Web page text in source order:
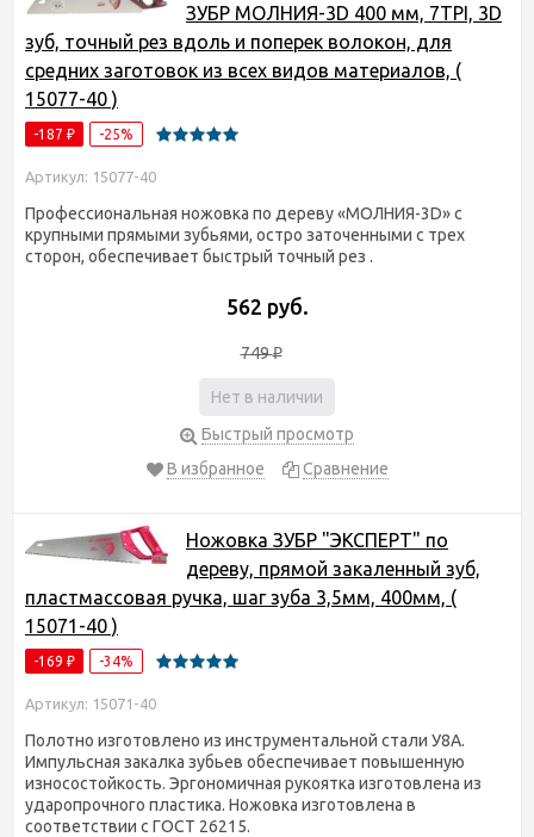
ЗУБР МОЛНИЯ-3D 400 мм, 7TPI, 3D
зуб, точный рез вдоль и поперек волокон, для
средних заготовок из всех видов материалов, (
15077-40 )
-187 ₽ -25%
Артикул: 15077-40
Профессиональная ножовка по дереву «МОЛНИЯ-3D» с
крупными прямыми зубьями, остро заточенными с трех
сторон, обеспечивает быстрый точный рез .
562 руб.
749₽
Нет в наличии
Быстрый просмотр
В избранное
Сравнение
Ножовка ЗУБР "ЭКСПЕРТ" по
дереву, прямой закаленный зуб,
пластмассовая ручка, шаг зуба 3,5мм, 400мм, (
15071-40 )
-169 ₽ -34%
Артикул: 15071-40
Полотно изготовлено из инструментальной стали У8А.
Импульсная закалка зубьев обеспечивает повышенную
износостойкость. Эргономичная рукоятка изготовлена из
ударопрочного пластика. Ножовка изготовлена в
соответствии с ГОСТ 26215.